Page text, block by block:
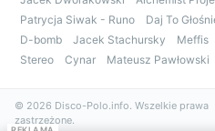
Patrycja Siwak - Runo
Daj To
D-bomb
Jacek Stachursky Meffis
Stereo
Cynar Mateusz Pawłowski
© 2026 Disco-Polo.info. Wszelkie prawa
zastrzeżone.